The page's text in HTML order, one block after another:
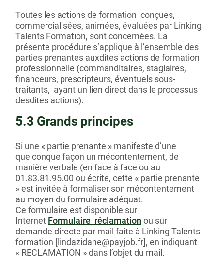
Toutes les actions de formation conçues,
commercialisées, animées, évaluées par Linking
Talents Formation, sont concernées. La
présente procédure s’applique à l’ensemble des
parties prenantes auxdites actions de formation
professionnelle (commanditaires, stagiaires,
financeurs, prescripteurs, éventuels sous-
traitants, ayant un lien direct dans le processus
desdites actions).
5.3 Grands principes
Si une « partie prenante » manifeste d’une
quelconque façon un mécontentement, de
manière verbale (en face à face ou au
01.83.81.95.00 ou écrite, cette « partie prenante
» est invitée à formaliser son mécontentement
au moyen du formulaire adéquat.
Ce formulaire est disponible sur
Internet Formulaire_réclamation ou sur
demande directe par mail faite à Linking Talents
formation [lindazidane@payjob.fr], en indiquant
« RECLAMATION » dans l’objet du mail.